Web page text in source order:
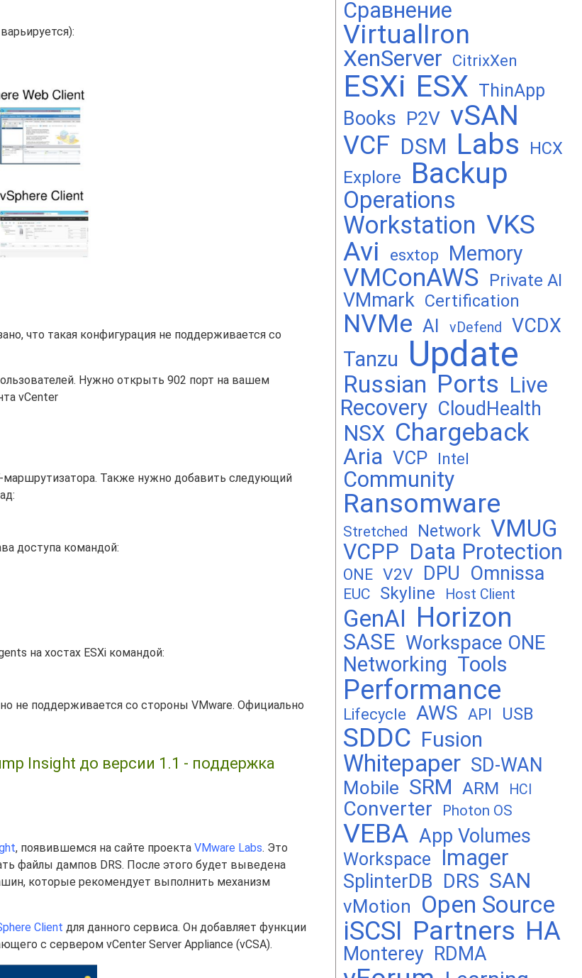
что такая конфигурация не поддерживается со
Нужно открыть 902 порт на вашем
vCenter
Также нужно добавить следующий
доступа командой:
на хостах ESXi командой:
не поддерживается со стороны VMware. Официально
Insight до версии 1.1 - поддержка
, появившемся на сайте проекта VMware Labs. Это
файлы дампов DRS. После этого будет выведена
которые рекомендует выполнить механизм
Client для данного сервиса. Он добавляет функции
с сервером vCenter Server Appliance (vCSA).
Сравнение
VirtualIron
XenServer CitrixXen
ESXi ESX ThinApp
Books P2V vSAN
VCF DSM Labs HCX
Explore Backup
Operations
Workstation VKS
Avi
esxtop Memory
VMConAWS Private AI
VMmark Certification
NVMe AI vDefend VCDX
Tanzu Update
Russian Ports Live
Recovery CloudHealth
NSX Chargeback
Aria VCP Intel
Community
Ransomware
Stretched Network VMUG
VCPP Data Protection
ONE V2V DPU Omnissa
EUC Skyline Host Client
GenAI Horizon
SASE Workspace ONE
Networking Tools
Performance
Lifecycle AWS API USB
SDDC Fusion
Whitepaper SD-WAN
Mobile SRM ARM HCI
Converter Photon OS
VEBA App Volumes
Workspace Imager
SplinterDB DRS SAN
vMotion Open Source
iSCSI Partners HA
Monterey RDMA